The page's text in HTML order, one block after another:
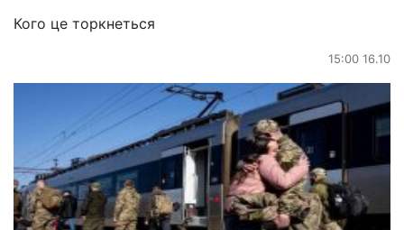
Кого це торкнеться
15:00 16.10